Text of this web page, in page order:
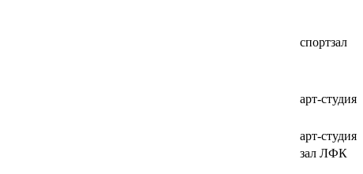
спортзал
арт-студия
арт-студия
зал ЛФК